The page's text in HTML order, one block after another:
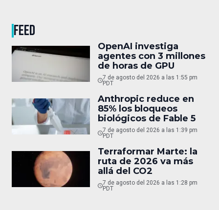
FEED
OpenAI investiga
agentes con 3 millones
de horas de GPU
7 de agosto del 2026 a las 1:55 pm
PDT
Anthropic reduce en
85% los bloqueos
biológicos de Fable 5
7 de agosto del 2026 a las 1:39 pm
PDT
Terraformar Marte: la
ruta de 2026 va más
allá del CO2
7 de agosto del 2026 a las 1:28 pm
PDT